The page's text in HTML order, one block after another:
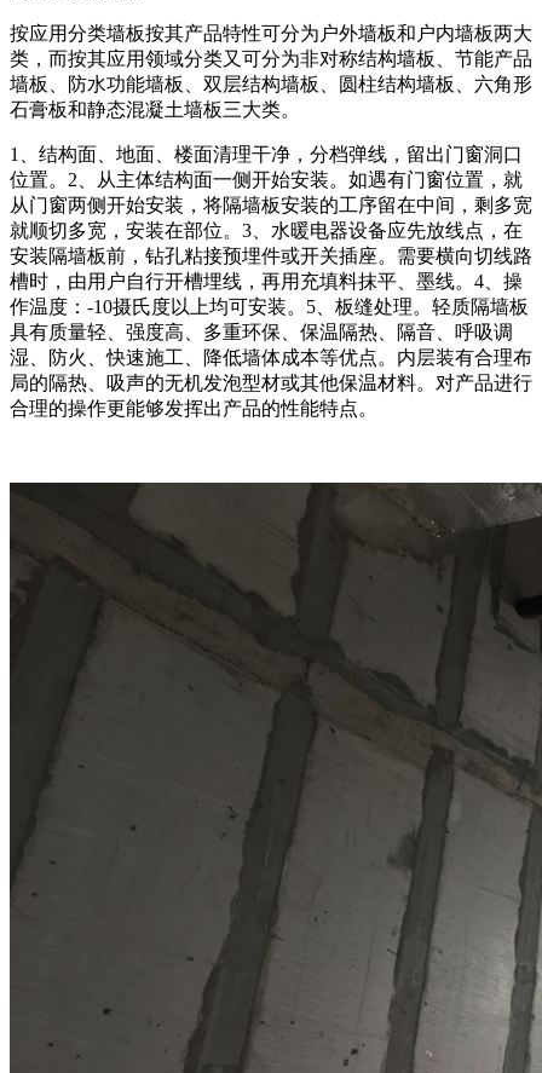
按应用分类墙板按其产品特性可分为户外墙板和户内墙板两大
类，而按其应用领域分类又可分为非对称结构墙板、节能产品
墙板、防水功能墙板、双层结构墙板、圆柱结构墙板、六角形
石膏板和静态混凝土墙板三大类。
1、结构面、地面、楼面清理干净，分档弹线，留出门窗洞口
位置。2、从主体结构面一侧开始安装。如遇有门窗位置，就
从门窗两侧开始安装，将隔墙板安装的工序留在中间，剩多宽
就顺切多宽，安装在部位。3、水暖电器设备应先放线点，在
安装隔墙板前，钻孔粘接预埋件或开关插座。需要横向切线路
槽时，由用户自行开槽埋线，再用充填料抹平、墨线。4、操
作温度：-10摄氏度以上均可安装。5、板缝处理。轻质隔墙板
具有质量轻、强度高、多重环保、保温隔热、隔音、呼吸调
湿、防火、快速施工、降低墙体成本等优点。内层装有合理布
局的隔热、吸声的无机发泡型材或其他保温材料。对产品进行
合理的操作更能够发挥出产品的性能特点。